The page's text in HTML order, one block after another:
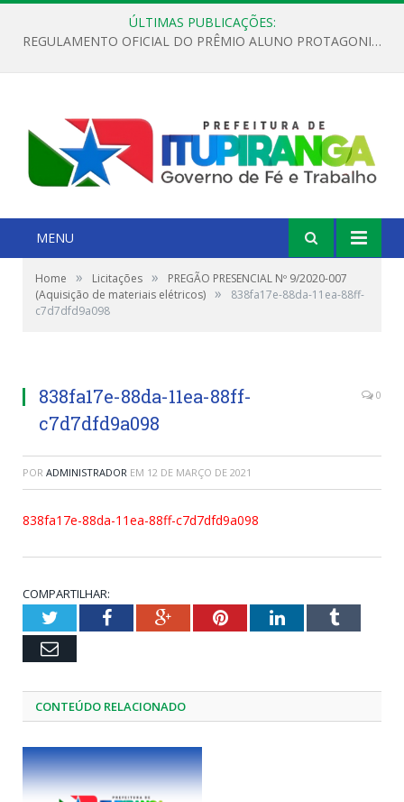
ÚLTIMAS PUBLICAÇÕES:
REGULAMENTO OFICIAL DO PRÊMIO ALUNO PROTAGONISTA – EDIÇÃO 2026
MENU
Home » Licitações »
PREGÃO PRESENCIAL Nº 9/2020-007
(Aquisição de materiais elétricos) »
838fa17e-88da-11ea-88ff-
c7d7dfd9a098
838fa17e-88da-11ea-88ff-
c7d7dfd9a098
0
POR ADMINISTRADOR EM 12 DE MARÇO DE 2021
838fa17e-88da-11ea-88ff-c7d7dfd9a098
COMPARTILHAR:
TwitterFacebookGoogle+PinterestLinkedInTumblr
Email
CONTEÚDO RELACIONADO